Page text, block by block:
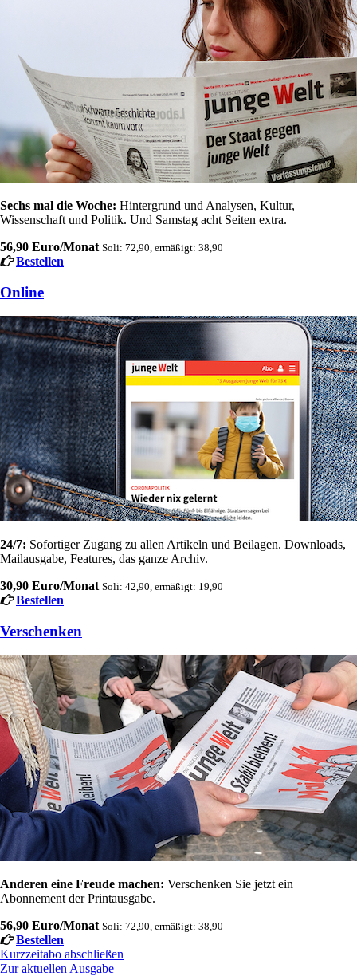
Sechs mal die Woche: Hintergrund und Analysen, Kultur,
Wissenschaft und Politik. Und Samstag acht Seiten extra.
56,90 Euro/Monat Soli: 72,90, ermäßigt: 38,90
Bestellen
Online
24/7: Sofortiger Zugang zu allen Artikeln und Beilagen. Downloads,
Mailausgabe, Features, das ganze Archiv.
30,90 Euro/Monat Soli: 42,90, ermäßigt: 19,90
Bestellen
Verschenken
Anderen eine Freude machen: Verschenken Sie jetzt ein
Abonnement der Printausgabe.
56,90 Euro/Monat Soli: 72,90, ermäßigt: 38,90
Bestellen
Kurzzeitabo abschließen
Zur aktuellen Ausgabe